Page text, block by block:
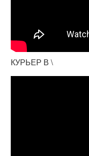
КУРЬЕР В \